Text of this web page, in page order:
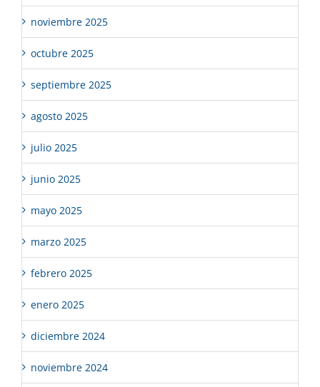
noviembre 2025
octubre 2025
septiembre 2025
agosto 2025
julio 2025
junio 2025
mayo 2025
marzo 2025
febrero 2025
enero 2025
diciembre 2024
noviembre 2024